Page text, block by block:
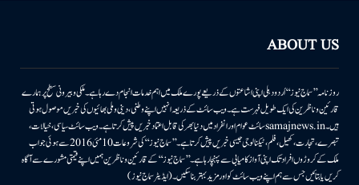
ABOUT US
روزنامہ ’’سماج نیوز‘‘ اُردو دہلی اپنی اشاعتوں کے ذریعے پورے ملک میں اہم خدمات انجام دے رہا ہے۔ ملکی وبیرونی سطح پر ہمارے
قارئین وناظرین کی ایک طویل فہرست ہے۔ ویب سائٹ کے ذریعہ انہیں اپنے وطنی، دینی وملی بھائیوں کی خبریں موصول ہوتی
ہیں۔samajnews.inسائٹ عوام اور انفراد میں دنیا بھر کی قابل اعتماد خبریں پیش کرتا ہے۔ ویب سائٹ سیاسی، خیالات،
تبصرے، تجارت، کھیل، فلم، ٹیکنالوجی جیسی خبریں پیش کرتا ہے۔ ’’سماج نیوز‘‘ کی شروعات 10مئی 2016 سے ہوئی جو اب
ملک کے کروڑوں افراد تک اپنی آواز کامیابی سے پہنچا رہا ہے۔ ’’سماج نیوز‘‘ کے قارئین وناظرین ہمیں اپنے قیمتی مشورے سے آگاہ
کریں یا بتائیں جس سے ہم اپنے ویب سائٹ کو اور مزید بہتر بناسکیں۔ (ایڈیٹر سماج نیوز)